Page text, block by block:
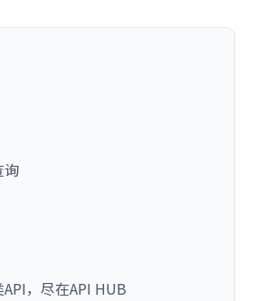
询
，尽在API HUB